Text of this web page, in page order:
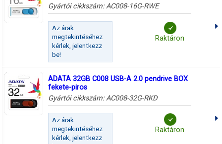
Gyártói cikkszám:AC008-16G-RWE
Az árak
megtekintéséhez
kérlek, jelentkezz
be!
Raktáron
ADATA 32GB C008 USB-A 2.0 pendrive BOX
fekete-piros
Gyártói cikkszám:AC008-32G-RKD
Az árak
megtekintéséhez
kérlek, jelentkezz
Raktáron